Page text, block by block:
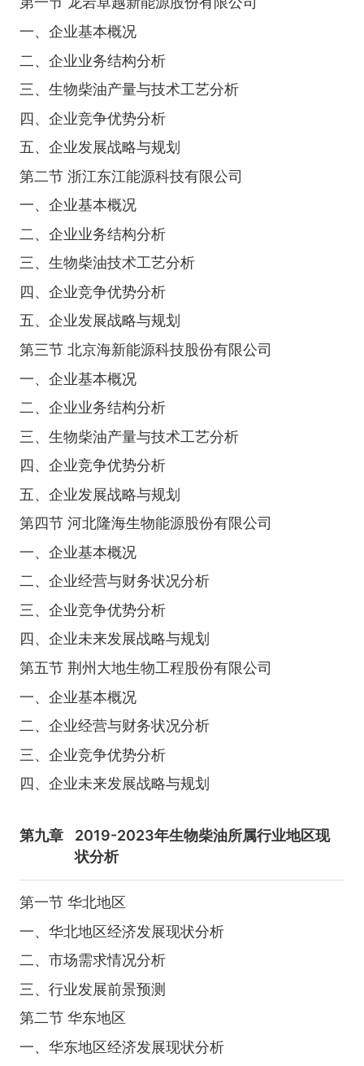
一、企业基本概况
二、企业业务结构分析
三、生物柴油产量与技术工艺分析
四、企业竞争优势分析
五、企业发展战略与规划
第二节 浙江东江能源科技有限公司
一、企业基本概况
二、企业业务结构分析
三、生物柴油技术工艺分析
四、企业竞争优势分析
五、企业发展战略与规划
第三节 北京海新能源科技股份有限公司
一、企业基本概况
二、企业业务结构分析
三、生物柴油产量与技术工艺分析
四、企业竞争优势分析
五、企业发展战略与规划
第四节 河北隆海生物能源股份有限公司
一、企业基本概况
二、企业经营与财务状况分析
三、企业竞争优势分析
四、企业未来发展战略与规划
第五节 荆州大地生物工程股份有限公司
一、企业基本概况
二、企业经营与财务状况分析
三、企业竞争优势分析
四、企业未来发展战略与规划
第九章
2019-2023年生物柴油所属行业地区现
状分析
第一节 华北地区
一、华北地区经济发展现状分析
二、市场需求情况分析
三、行业发展前景预测
第二节 华东地区
一、华东地区经济发展现状分析